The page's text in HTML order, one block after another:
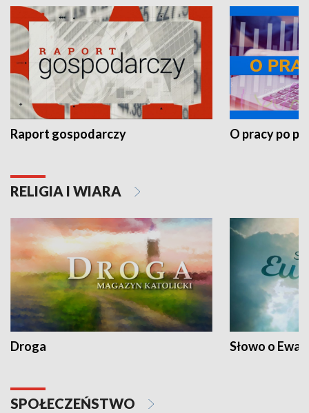
Raport gospodarczy O pracy po
RELIGIA I WIARA
Droga Słowo o
SPOŁECZEŃSTWO